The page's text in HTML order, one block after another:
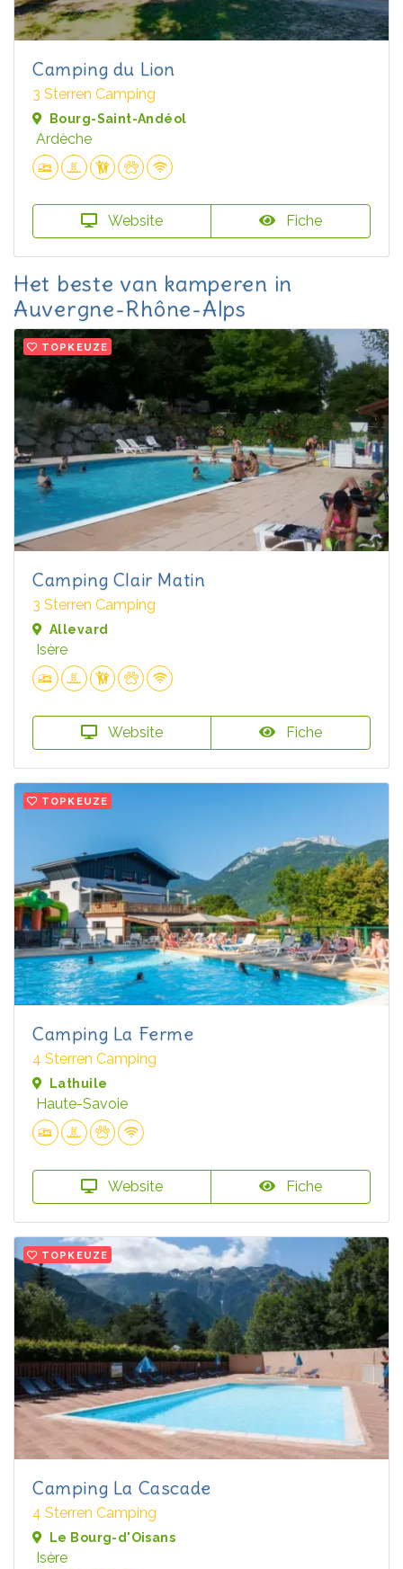
Camping du Lion
3 Sterren Camping
Bourg-Saint-Andéol
Ardèche
Website Fiche
Het beste van kamperen in
Auvergne-Rhône-Alps
TOPKEUZE
Camping Clair Matin
3 Sterren Camping
Allevard
Isère
Website Fiche
TOPKEUZE
Camping La Ferme
4 Sterren Camping
Lathuile
Haute-Savoie
Website Fiche
TOPKEUZE
Camping La Cascade
4 Sterren Camping
Le Bourg-d'Oisans
Isère